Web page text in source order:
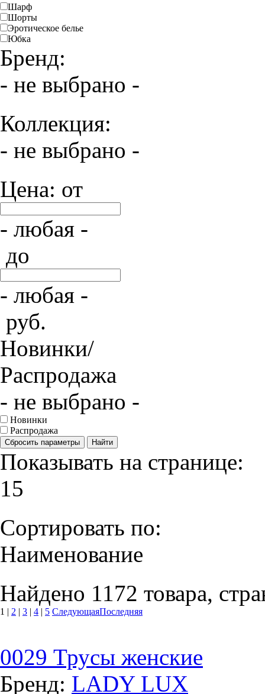
Шарф
Шорты
Эротическое белье
Юбка
Бренд:
- не выбрано -
Коллекция:
- не выбрано -
Цена: от
- любая -
до
- любая -
руб.
Новинки/
Распродажа
- не выбрано -
Новинки
Распродажа
Сбросить параметры Найти
Показывать на странице:
15
Сортировать по:
Наименование
Найдено 1172 товара,
1 | 2 | 3 | 4 | 5 СледующаяПоследняя
0029 Трусы женские
Бренд: LADY LUX